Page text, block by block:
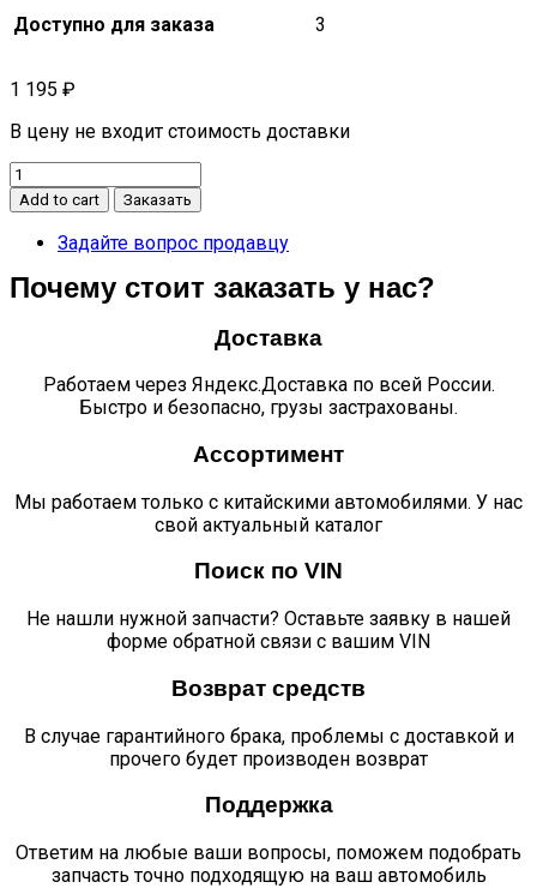
Доступно для заказа 3
1 195 ₽
В цену не входит стоимость доставки
Облицовка
капота
левая
CS75
Add to cart Заказать
Задайте вопрос продавцу
Почему стоит заказать у нас?
Доставка
Работаем через Яндекс.Доставка по всей России.
Быстро и безопасно, грузы застрахованы.
Ассортимент
Мы работаем только с китайскими автомобилями. У нас
свой актуальный каталог
Поиск по VIN
Не нашли нужной запчасти? Оставьте заявку в нашей
форме обратной связи с вашим VIN
Возврат средств
В случае гарантийного брака, проблемы с доставкой и
прочего будет производен возврат
Поддержка
Ответим на любые ваши вопросы, поможем подобрать
запчасть точно подходящую на ваш автомобиль